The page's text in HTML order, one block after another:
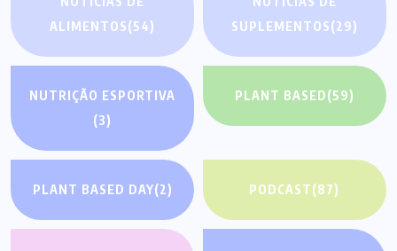
ALIMENTOS(54)
SUPLEMENTOS(29)
NUTRIÇÃO ESPORTIVA
(3)
PLANT BASED(59)
PLANT BASED DAY(2) PODCAST(87)